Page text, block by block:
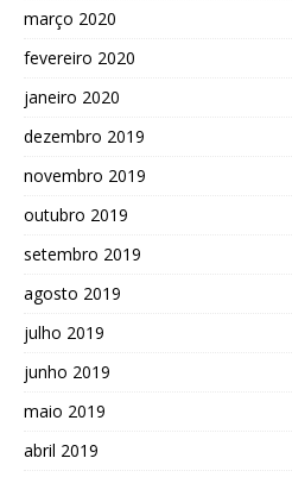
março 2020
fevereiro 2020
janeiro 2020
dezembro 2019
novembro 2019
outubro 2019
setembro 2019
agosto 2019
julho 2019
junho 2019
maio 2019
abril 2019